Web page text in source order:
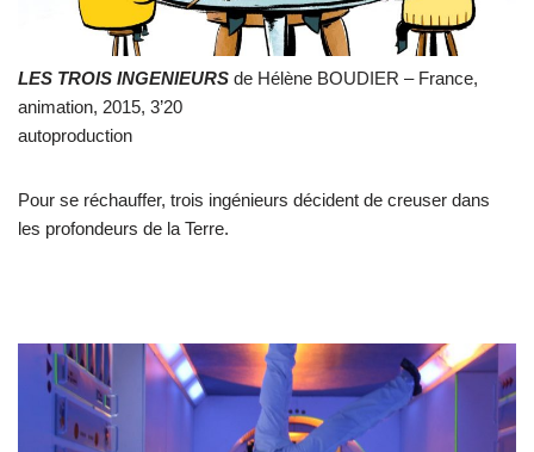
LES TROIS INGENIEURS de Hélène BOUDIER – France,
animation, 2015, 3’20
autoproduction
Pour se réchauffer, trois ingénieurs décident de creuser dans
les profondeurs de la Terre.